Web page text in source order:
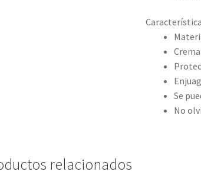
Se
No
relacionados